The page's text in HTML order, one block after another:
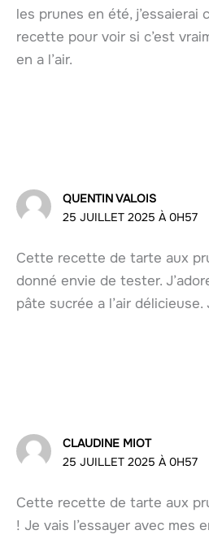
les prunes en été, j’essaierai
recette pour voir si c’est
en a l’air.
QUENTIN VALOIS
25 JUILLET 2025 À 0H57
Cette recette de tarte aux
donné envie de tester.
pâte sucrée a l’air délicieuse.
CLAUDINE MIOT
25 JUILLET 2025 À 0H57
Cette recette de tarte aux
! Je vais l’essayer avec mes